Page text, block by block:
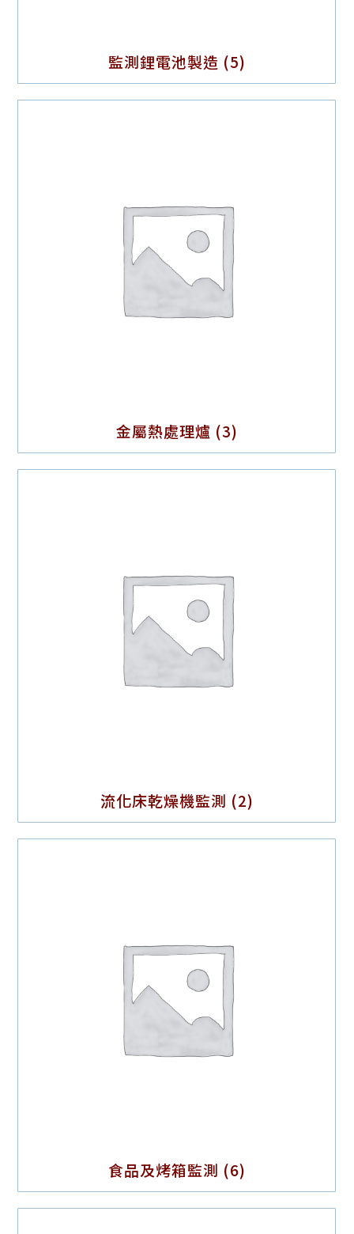
監測鋰電池製造 (5)
金屬熱處理爐 (3)
流化床乾燥機監測 (2)
食品及烤箱監測 (6)